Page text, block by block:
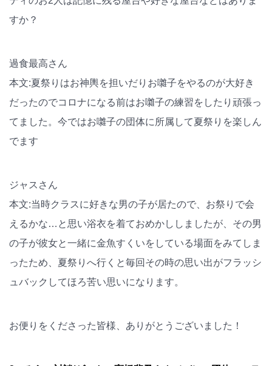
すか？
過食最高さん
本文:夏祭りはお神輿を担いだりお囃子をやるのが大好き
だったのでコロナになる前はお囃子の練習をしたり頑張っ
てました。今ではお囃子の団体に所属して夏祭りを楽しん
でます
ジャスさん
本文:当時クラスに好きな男の子が居たので、お祭りで会
えるかな…と思い浴衣を着ておめかししましたが、その男
の子が彼女と一緒に金魚すくいをしている場面をみてしま
ったため、夏祭りへ行くと毎回その時の思い出がフラッシ
ュバックしてほろ苦い思いになります。
お便りをくださった皆様、ありがとうございました！